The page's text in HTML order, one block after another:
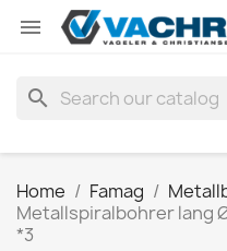

search
Home Famag
Metallspiralbohrer lang Ø
*3